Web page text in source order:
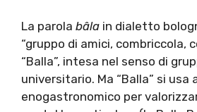
La parola bâla in dialetto
“gruppo di amici, combriccola,
“Balla”, intesa nel senso di
universitario. Ma “Balla” si usa
enogastronomico per